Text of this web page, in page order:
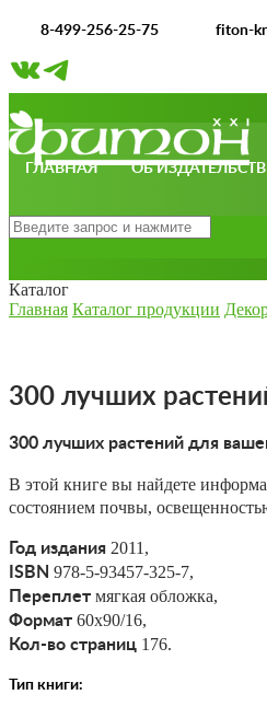
8-499-256-25-75 fiton-
ГЛАВНАЯ ОБ
Каталог
Главная Каталог продукции
300 лучших
300 лучших растений для
В этой книге вы найдете
состоянием почвы,
Год издания 2011,
ISBN 978-5-93457-325-7,
Переплет мягкая обложка,
Формат 60х90/16,
Кол-во страниц 176.
Тип книги: